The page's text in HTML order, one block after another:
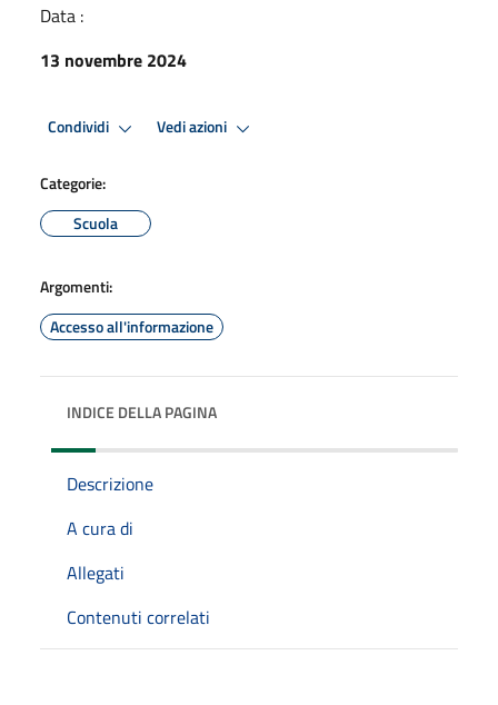
Data :
13 novembre 2024
Condividi Vedi azioni
Categorie:
Scuola
Argomenti:
Accesso all'informazione
INDICE DELLA PAGINA
Descrizione
A cura di
Allegati
Contenuti correlati